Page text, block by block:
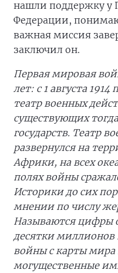
нашли поддержку у
Федерации,
важная миссия
заключил он.
Первая мировая
лет: с 1 августа 1914
театр военных
существующих
государств. Театр
развернулся на
Африки, на всех
полях войны
Историки до сих
мнении по числу
Называются цифры
десятки
войны с карты мира
могущественные